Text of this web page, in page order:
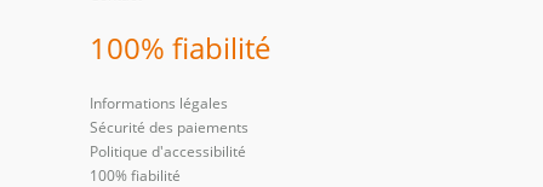
100% fiabilité
Informations légales
Sécurité des paiements
Politique d'accessibilité
100% fiabilité